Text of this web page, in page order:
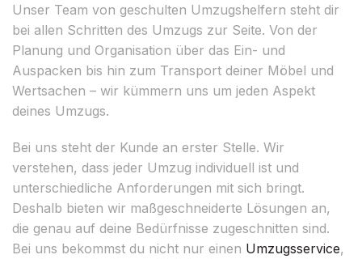
Unser Team von geschulten Umzugshelfern steht dir
bei allen Schritten des Umzugs zur Seite. Von der
Planung und Organisation über das Ein- und
Auspacken bis hin zum Transport deiner Möbel und
Wertsachen – wir kümmern uns um jeden Aspekt
deines Umzugs.
Bei uns steht der Kunde an erster Stelle. Wir
verstehen, dass jeder Umzug individuell ist und
unterschiedliche Anforderungen mit sich bringt.
Deshalb bieten wir maßgeschneiderte Lösungen an,
die genau auf deine Bedürfnisse zugeschnitten sind.
Bei uns bekommst du nicht nur einen Umzugsservice,